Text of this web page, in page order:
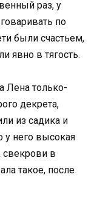
раз, у
по
были счастьем,
явно в тягость.
Лена только-
декрета,
из садика и
у него высокая
свекрови в
такое, после